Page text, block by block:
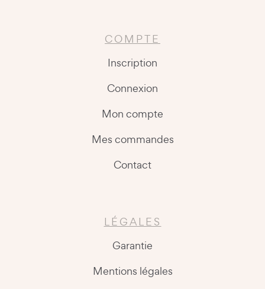
COMPTE
Inscription
Connexion
Mon compte
Mes commandes
Contact
LÉGALES
Garantie
Mentions légales